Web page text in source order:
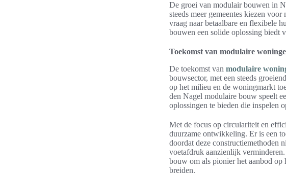
De groei van modulair bouwen in
steeds meer gemeentes kiezen
vraag naar betaalbare en flexibele
bouwen een solide oplossing biedt
Toekomst van modulaire
De toekomst van modulaire
bouwsector, met een steeds
op het milieu en de woningmarkt
den Nagel modulaire bouw speelt
oplossingen te bieden die inspelen
Met de focus op circulariteit en
duurzame ontwikkeling. Er is een
doordat deze constructiemethoden
voetafdruk aanzienlijk
bouw om als pionier het aanbod
breiden.